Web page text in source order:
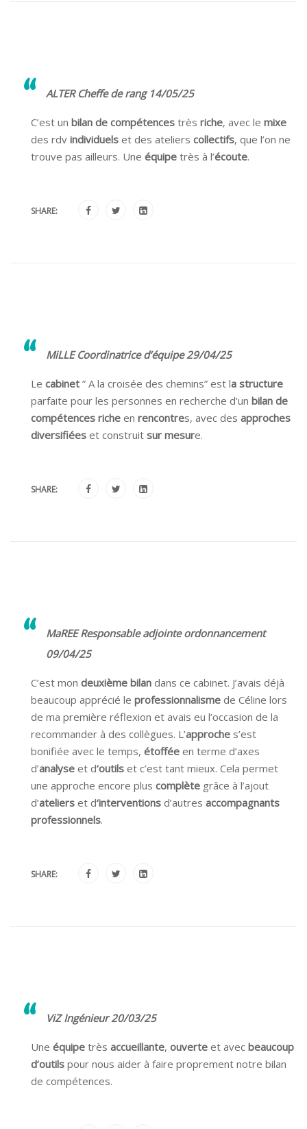
ALTER Cheffe de rang 14/05/25
C’est un bilan de compétences très riche, avec le mixe
des rdv individuels et des ateliers collectifs, que l’on ne
trouve pas ailleurs. Une équipe très à l’écoute.
SHARE:
MiLLE Coordinatrice d’équipe 29/04/25
Le cabinet ” A la croisée des chemins” est la structure
parfaite pour les personnes en recherche d’un bilan de
compétences riche en rencontres, avec des approches
diversifiées et construit sur mesure.
SHARE:
MaREE Responsable adjointe ordonnancement
09/04/25
C’est mon deuxième bilan dans ce cabinet. J’avais déjà
beaucoup apprécié le professionnalisme de Céline lors
de ma première réflexion et avais eu l’occasion de la
recommander à des collègues. L’approche s’est
bonifiée avec le temps, étoffée en terme d’axes
d’analyse et d‘outils et c’est tant mieux. Cela permet
une approche encore plus complète grâce à l’ajout
d’ateliers et d‘interventions d’autres accompagnants
professionnels.
SHARE:
ViZ Ingénieur 20/03/25
Une équipe très accueillante, ouverte et avec beaucoup
d’outils pour nous aider à faire proprement notre bilan
de compétences.